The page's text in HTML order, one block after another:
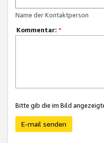
Name der Kontaktperson
Kommentar: *
Bitte gib die im Bild
E-mail senden